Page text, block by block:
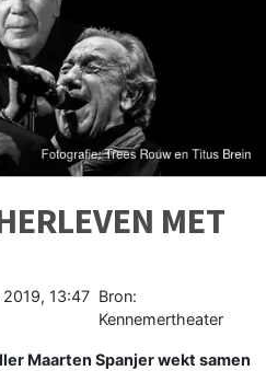
MET
13:47 Bron:
Kennemertheater
Maarten Spanjer wekt samen